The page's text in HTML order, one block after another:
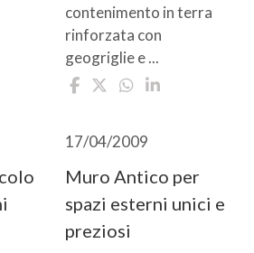
contenimento in terra
rinforzata con
geogriglie e ...
17/04/2009
Muro Antico per
spazi esterni unici e
preziosi